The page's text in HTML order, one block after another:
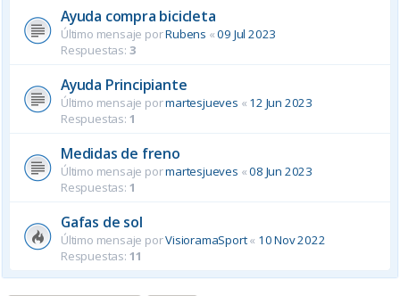
Ayuda compra bicicleta
Último mensaje porRubens «09 Jul 2023
Respuestas: 3
Ayuda Principiante
Último mensaje pormartesjueves « 12 Jun 2023
Respuestas: 1
Medidas de freno
Último mensaje pormartesjueves «08 Jun 2023
Respuestas: 1
Gafas de sol
Último mensaje porVisioramaSport« 10 Nov 2022
Respuestas: 11